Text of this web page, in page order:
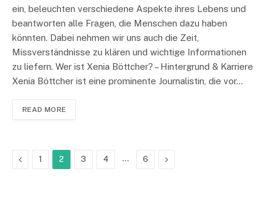
ein, beleuchten verschiedene Aspekte ihres Lebens und
beantworten alle Fragen, die Menschen dazu haben
könnten. Dabei nehmen wir uns auch die Zeit,
Missverständnisse zu klären und wichtige Informationen
zu liefern. Wer ist Xenia Böttcher? – Hintergrund & Karriere
Xenia Böttcher ist eine prominente Journalistin, die vor…
READ MORE
Previous
1 2 3 4 … 6 Next